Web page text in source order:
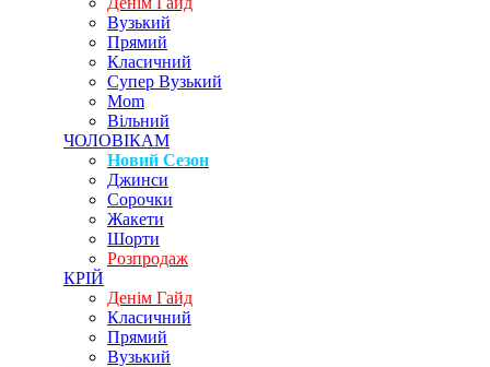
Вузький
Прямий
Класичний
Супер Вузький
Mom
Вільний
ЧОЛОВІКАМ
Новий Сезон
Джинси
Сорочки
Жакети
Шорти
Розпродаж
КРІЙ
Денім Гайд
Класичний
Прямий
Вузький